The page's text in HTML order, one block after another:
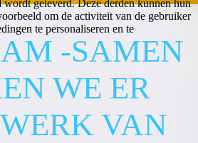
-SAMEN
WE ER
VAN
geleverd. Deze derden kunnen hun
om de activiteit van de gebruiker
te personaliseren en te